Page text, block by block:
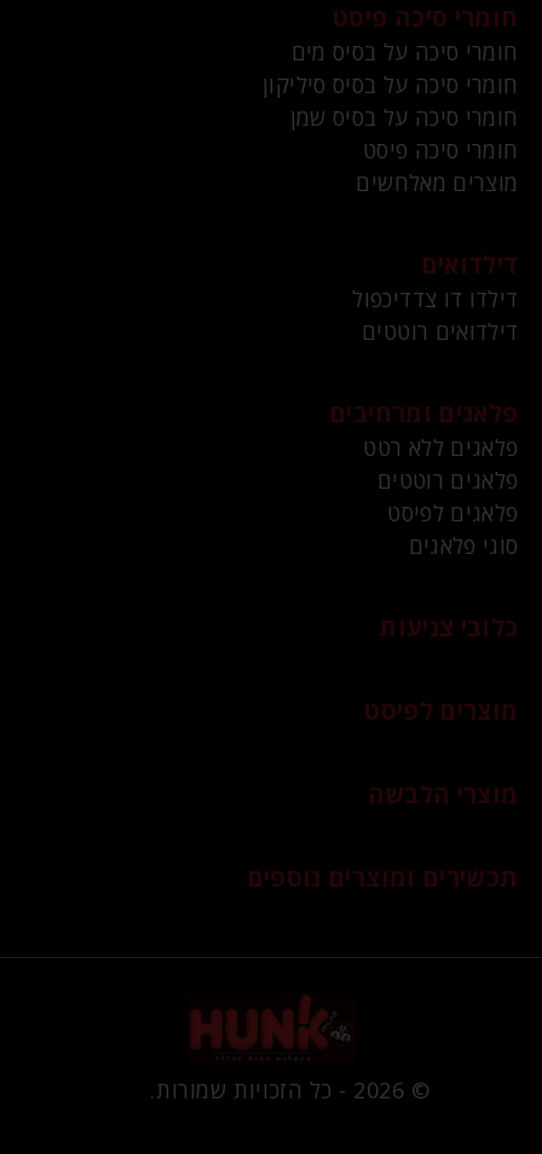
חומרי סיכה פיסט
חומרי סיכה על בסיס מים
חומרי סיכה על בסיס סיליקון
חומרי סיכה על בסיס שמן
חומרי סיכה פיסט
מוצרים מאלחשים
דילדואים
דילדו דו צדדיכפול
דילדואים רוטטים
פלאגים ומרחיבים
פלאגים ללא רטט
פלאגים רוטטים
פלאגים לפיסט
סוגי פלאגים
כלובי צניעות
מוצרים לפיסט
מוצרי הלבשה
תכשירים ומוצרים נוספים
© 2026 - כל הזכויות שמורות.